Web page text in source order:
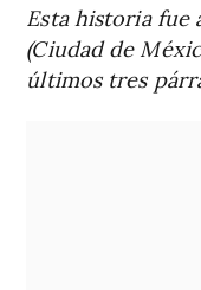
Esta historia fue
(Ciudad de
últimos tres